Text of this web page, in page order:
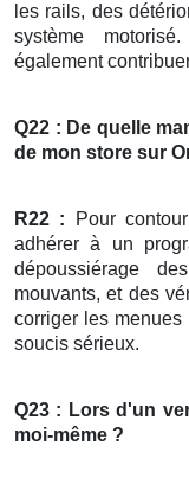
les rails, des
système
également
Q22 : De quelle
de mon store sur
R22 : Pour
adhérer à un
dépoussiérage
mouvants, et des
corriger les
soucis sérieux.
Q23 : Lors d'un
moi-même ?